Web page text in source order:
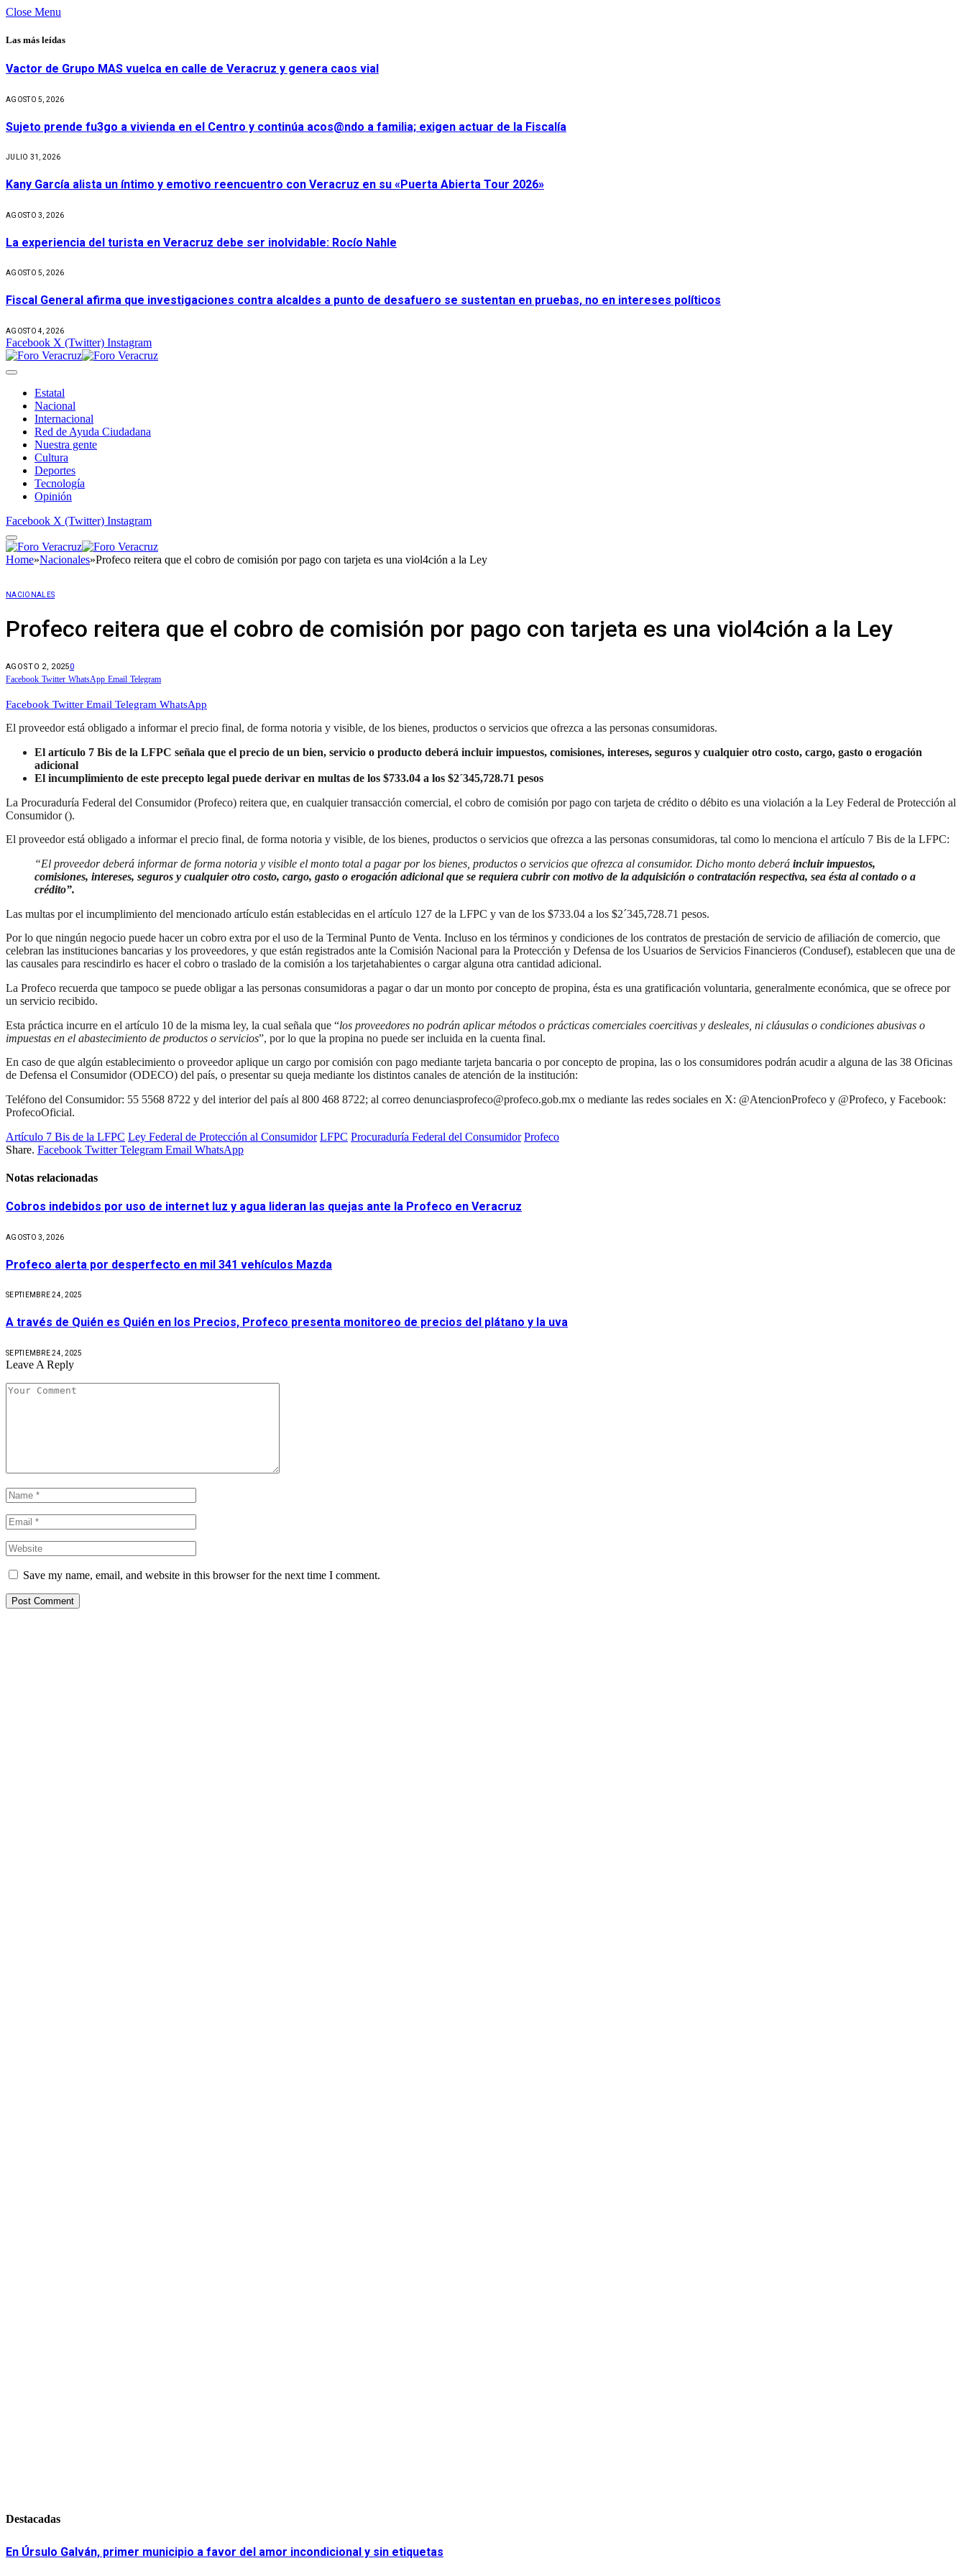
Close Menu
Las más leídas
Vactor de Grupo MAS vuelca en calle de Veracruz y genera caos vial
AGOSTO 5, 2026
Sujeto prende fu3go a vivienda en el Centro y continúa acos@ndo a familia; exigen actuar de la Fiscalía
JULIO 31, 2026
Kany García alista un íntimo y emotivo reencuentro con Veracruz en su «Puerta Abierta Tour 2026»
AGOSTO 3, 2026
La experiencia del turista en Veracruz debe ser inolvidable: Rocío Nahle
AGOSTO 5, 2026
Fiscal General afirma que investigaciones contra alcaldes a punto de desafuero se sustentan en pruebas, no en intereses políticos
AGOSTO 4, 2026
Facebook X (Twitter) Instagram
Estatal
Nacional
Internacional
Red de Ayuda Ciudadana
Nuestra gente
Cultura
Deportes
Tecnología
Opinión
Facebook X (Twitter) Instagram
Home»Nacionales»Profeco reitera que el cobro de comisión por pago con tarjeta es una viol4ción a la Ley
NACIONALES
Profeco reitera que el cobro de comisión por pago con tarjeta es una viol4ción a la Ley
AGOSTO 2, 20250
Facebook Twitter WhatsApp Email Telegram
Facebook Twitter Email Telegram WhatsApp
El proveedor está obligado a informar el precio final, de forma notoria y visible, de los bienes, productos o servicios que ofrezca a las personas consumidoras.
El artículo 7 Bis de la LFPC señala que el precio de un bien, servicio o producto deberá incluir impuestos, comisiones, intereses, seguros y cualquier otro costo, cargo, gasto o erogación
adicional
El incumplimiento de este precepto legal puede derivar en multas de los $733.04 a los $2´345,728.71 pesos
La Procuraduría Federal del Consumidor (Profeco) reitera que, en cualquier transacción comercial, el cobro de comisión por pago con tarjeta de crédito o débito es una violación a la Ley Federal de Protección al
Consumidor ().
El proveedor está obligado a informar el precio final, de forma notoria y visible, de los bienes, productos o servicios que ofrezca a las personas consumidoras, tal como lo menciona el artículo 7 Bis de la LFPC:
“El proveedor deberá informar de forma notoria y visible el monto total a pagar por los bienes, productos o servicios que ofrezca al consumidor. Dicho monto deberá incluir impuestos,
comisiones, intereses, seguros y cualquier otro costo, cargo, gasto o erogación adicional que se requiera cubrir con motivo de la adquisición o contratación respectiva, sea ésta al contado o a
crédito”.
Las multas por el incumplimiento del mencionado artículo están establecidas en el artículo 127 de la LFPC y van de los $733.04 a los $2´345,728.71 pesos.
Por lo que ningún negocio puede hacer un cobro extra por el uso de la Terminal Punto de Venta. Incluso en los términos y condiciones de los contratos de prestación de servicio de afiliación de comercio, que
celebran las instituciones bancarias y los proveedores, y que están registrados ante la Comisión Nacional para la Protección y Defensa de los Usuarios de Servicios Financieros (Condusef), establecen que una de
las causales para rescindirlo es hacer el cobro o traslado de la comisión a los tarjetahabientes o cargar alguna otra cantidad adicional.
La Profeco recuerda que tampoco se puede obligar a las personas consumidoras a pagar o dar un monto por concepto de propina, ésta es una gratificación voluntaria, generalmente económica, que se ofrece por
un servicio recibido.
Esta práctica incurre en el artículo 10 de la misma ley, la cual señala que “los proveedores no podrán aplicar métodos o prácticas comerciales coercitivas y desleales, ni cláusulas o condiciones abusivas o
impuestas en el abastecimiento de productos o servicios”, por lo que la propina no puede ser incluida en la cuenta final.
En caso de que algún establecimiento o proveedor aplique un cargo por comisión con pago mediante tarjeta bancaria o por concepto de propina, las o los consumidores podrán acudir a alguna de las 38 Oficinas
de Defensa el Consumidor (ODECO) del país, o presentar su queja mediante los distintos canales de atención de la institución:
Teléfono del Consumidor: 55 5568 8722 y del interior del país al 800 468 8722; al correo denunciasprofeco@profeco.gob.mx o mediante las redes sociales en X: @AtencionProfeco y @Profeco, y Facebook:
ProfecoOficial.
Artículo 7 Bis de la LFPC Ley Federal de Protección al Consumidor LFPC Procuraduría Federal del Consumidor Profeco
Share. Facebook Twitter Telegram Email WhatsApp
Notas relacionadas
Cobros indebidos por uso de internet luz y agua lideran las quejas ante la Profeco en Veracruz
AGOSTO 3, 2026
Profeco alerta por desperfecto en mil 341 vehículos Mazda
SEPTIEMBRE 24, 2025
A través de Quién es Quién en los Precios, Profeco presenta monitoreo de precios del plátano y la uva
SEPTIEMBRE 24, 2025
Leave A Reply
Save my name, email, and website in this browser for the next time I comment.
Destacadas
En Úrsulo Galván, primer municipio a favor del amor incondicional y sin etiquetas